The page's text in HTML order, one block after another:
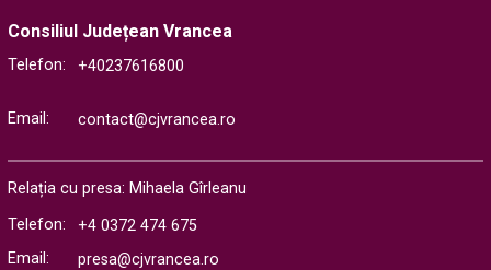
Consiliul Județean Vrancea
Telefon: +40237616800
Email: contact@cjvrancea.ro
Relația cu presa: Mihaela Gîrleanu
Telefon:
+4 0372 474 675
Email:
presa@cjvrancea.ro